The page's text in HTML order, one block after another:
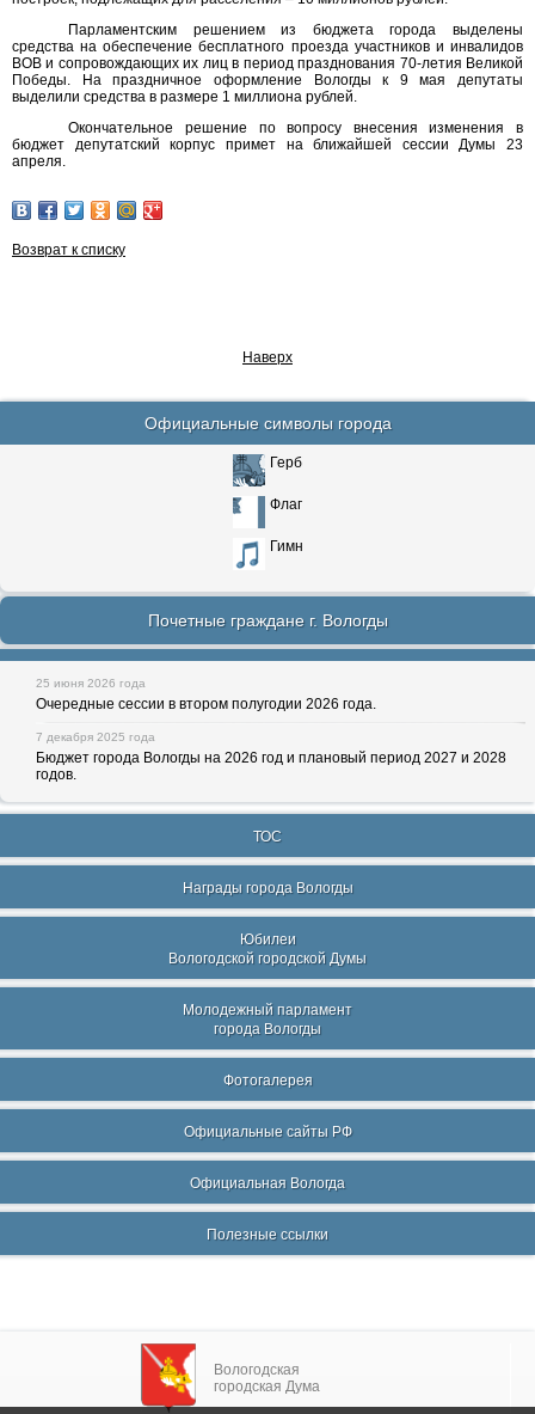
Парламентским решением из бюджета города выделены
средства на обеспечение бесплатного проезда участников и инвалидов
ВОВ и сопровождающих их лиц в период празднования 70-летия Великой
Победы. На праздничное оформление Вологды к 9 мая депутаты
выделили средства в размере 1 миллиона рублей.
Окончательное решение по вопросу внесения изменения в
бюджет депутатский корпус примет на ближайшей сессии Думы 23
апреля.
Возврат к списку
Наверх
Официальные символы города
Герб
Флаг
Гимн
Почетные граждане г. Вологды
25 июня 2026 года
Очередные сессии в втором полугодии 2026 года.
7 декабря 2025 года
Бюджет города Вологды на 2026 год и плановый период 2027 и 2028
годов.
ТОС
Награды города Вологды
Юбилеи
Вологодской городской Думы
Молодежный парламент
города Вологды
Фотогалерея
Официальные сайты РФ
Официальная Вологда
Полезные ссылки
Вологодская
городская Дума